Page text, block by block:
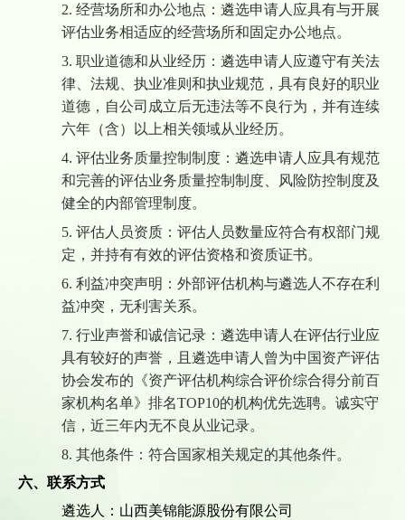
2. 经营场所和办公地点： 遴选申请人 应具有与开展
评估业务相适应的经营场所和固定办公地点。
3. 职业道德和从业经历： 遴选申请人 应遵守有关法
律、法规、执业准则和执业规范，具有良好的职业
道德，自公司成立后无违法等不良行为，并有连续
六年（含）以上相关领域从业经历。
4. 评估业务质量控制制度： 遴选申请人 应具有规范
和完善的评估业务质量控制制度、风险防控制度及
健全的内部管理制度。
5. 评估人员资质：评估人员数量应符合有权部门规
定，并持有有效的评估资格和资质证书。
6. 利益冲突声明：外部评估机构与遴选人 不存在利
益冲突，无利害关系。
7. 行业声誉和诚信记录： 遴选申请人 在评估行业应
具有较好的声誉，
且遴选申请人曾为中国资产评估
协会发布的《资产评估机构综合评价综合得分前百
家机构名单》排名TOP10的机构优先选聘。 诚实守
信，近三年内无不良从业记录。
8. 其他条件：符合国家相关规定的其他条件。
六、联系方式
遴选人： 山西美锦能源股份有限公司